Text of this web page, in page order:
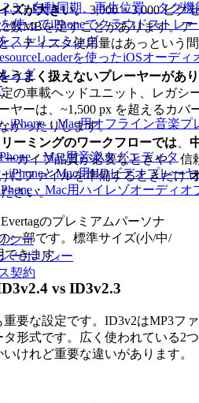
2.3：自動同期、再生位置、タグ機
を使ってiPhoneでクラウドストレ
ストリーミング
を使ったiOSオーディ
ング
- iPhone・Mac用オフライン音楽プ
・Mac用音楽タグエディタ
- iPhoneとMac用HDビデオプレー
・Mac用ハイレゾオーディオ
シー
ーポリシー
契約
ズが大きい。3,000 × 3,000 ピク
数MBを足すことがあります。ア
、ディスク使用量はあっという間
うまく扱えないプレーヤーがあり
の車載ヘッドユニット、レガシ
ヤーは、~1,500 px を超えるカバ
かったりします。
ーミングのワークフローでは
カイブ品質が必要なときや、信
にファイルを準備するときだけ
さい。
のプレミアムパーソナ
一部です。標準サイズ(小/中/
できます。
vs ID3v2.3
要な設定です。ID3v2はMP3ファ
形式です。広く使われている2つ
けれど重要な違いがあります。